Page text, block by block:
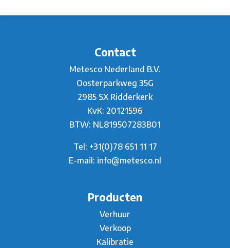
Contact
Metesco Nederland B.V.
Oosterparkweg 35G
2985 SX Ridderkerk
KvK: 20121596
BTW: NL819507283B01
Tel: +31(0)78 651 11 17
E-mail: info@metesco.nl
Producten
Verhuur
Verkoop
Kalibratie